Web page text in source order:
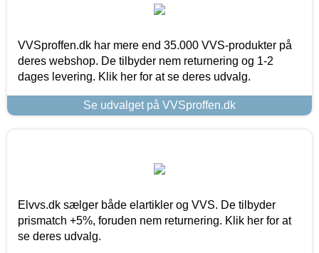
VVSproffen.dk har mere end 35.000 VVS-produkter på
deres webshop. De tilbyder nem returnering og 1-2
dages levering. Klik her for at se deres udvalg.
Se udvalget på VVSproffen.dk
Elvvs.dk sælger både elartikler og VVS. De tilbyder
prismatch +5%, foruden nem returnering. Klik her for at
se deres udvalg.